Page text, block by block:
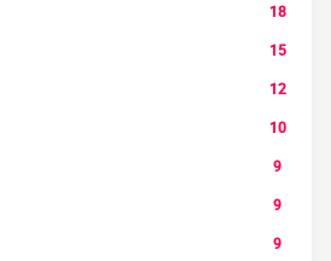
18
15
12
10
9
9
9